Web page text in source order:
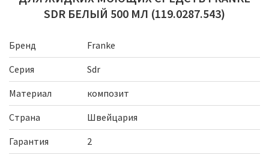
SDR БЕЛЫЙ 500 МЛ (119.0287.543)
Бренд
Franke
Серия
Sdr
Материал
композит
Страна
Швейцария
Гарантия
2